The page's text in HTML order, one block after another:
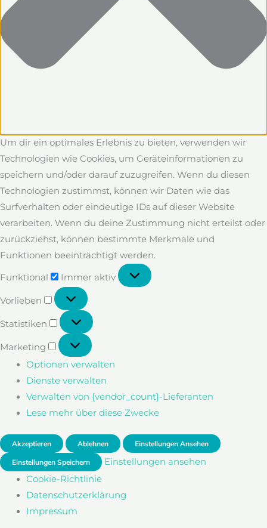
Um dir ein optimales Erlebnis zu bieten, verwenden wir
Technologien wie Cookies, um Geräteinformationen zu
speichern und/oder darauf zuzugreifen. Wenn du diesen
Technologien zustimmst, können wir Daten wie das
Surfverhalten oder eindeutige IDs auf dieser Website
verarbeiten. Wenn du deine Zustimmung nicht erteilst oder
zurückziehst, können bestimmte Merkmale und
Funktionen beeinträchtigt werden.
Funktional Immer aktiv
Vorlieben
Vorlieben
Statistiken
Statistiken
Marketing
Marketing
Optionen verwalten
Dienste verwalten
Verwalten von {vendor_count}-Lieferanten
Lese mehr über diese Zwecke
Akzeptieren Ablehnen Einstellungen Ansehen
Einstellungen Speichern
Einstellungen ansehen
Cookie-Richtlinie
Datenschutzerklärung
Impressum